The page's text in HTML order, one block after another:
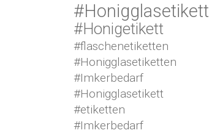
#Honigglasetikett
#Honigetikett
#flaschenetiketten
#Honigglasetiketten
#Imkerbedarf
#Honigglasetikett
#etiketten
#Imkerbedarf